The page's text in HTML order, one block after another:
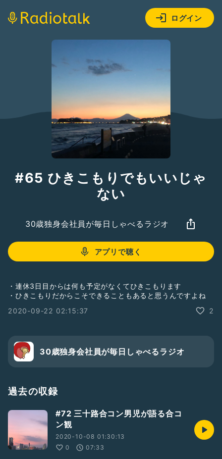
ログイン
#65 ひきこもりでもいいじゃ
ない
30歳独身会社員が毎日しゃべるラジオ
アプリで聴く
・連休3日目からは何も予定がなくてひきこもります
・ひきこもりだからこそできることもあると思うんですよね
2020-09-22 02:15:37
2
30歳独身会社員が毎日しゃべるラジオ
過去の収録
#72 三十路合コン男児が語る合コ
ン観
2020-10-08 01:30:13
0
07:33